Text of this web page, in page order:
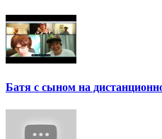
Батя с сыном на